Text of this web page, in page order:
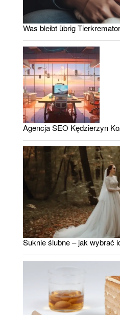
Was bleibt übrig
Agencja SEO Kędzierzyn
Suknie ślubne – jak wybrać